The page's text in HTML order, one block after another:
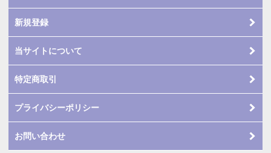
新規登録
当サイトについて
特定商取引
プライバシーポリシー
お問い合わせ